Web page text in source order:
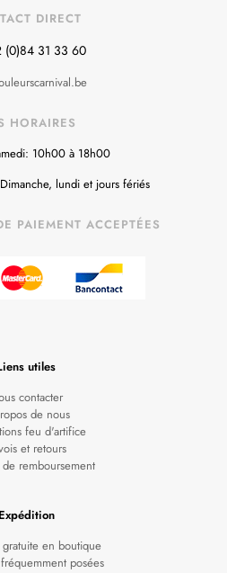
DIRECT
(0)84 31 33 60
HORAIRES
10h00 à 18h00
lundi et jours fériés
PAIEMENT ACCEPTÉES
utiles
contacter
de nous
feu d'artifice
et retours
remboursement
Expédition
gratuite en boutique
posées